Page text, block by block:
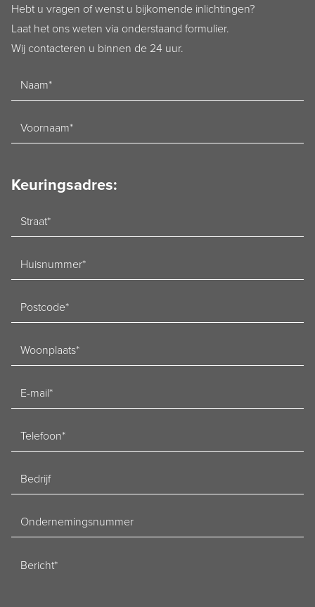
Hebt u vragen of wenst u bijkomende inlichtingen?
Laat het ons weten via onderstaand formulier.
Wij contacteren u binnen de 24 uur.
Naam
Voornaam
Keuringsadres:
Straat
Huisnummer
Postcode
Woonplaats
mailadres
Telefoon
Bedrijf
Ondernemingsnummer
Bericht